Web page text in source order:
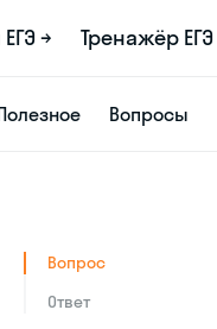
→ Тренажёр ЕГЭ
Вопросы
Вопрос
Ответ